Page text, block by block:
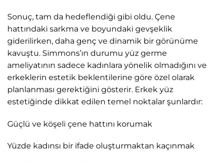
Sonuç, tam da hedeflendiği gibi oldu. Çene
hattındaki sarkma ve boyundaki gevşeklik
giderilirken, daha genç ve dinamik bir görünüme
kavuştu. Simmons’ın durumu yüz germe
ameliyatının sadece kadınlara yönelik olmadığını ve
erkeklerin estetik beklentilerine göre özel olarak
planlanması gerektiğini gösterir. Erkek yüz
estetiğinde dikkat edilen temel noktalar şunlardır:
Güçlü ve köşeli çene hattını korumak
Yüzde kadınsı bir ifade oluşturmaktan kaçınmak